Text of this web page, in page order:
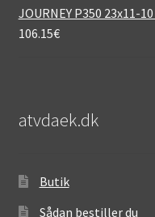
JOURNEY P350 23x11-
106.15€
atvdaek.dk
Butik
Sådan bestiller du